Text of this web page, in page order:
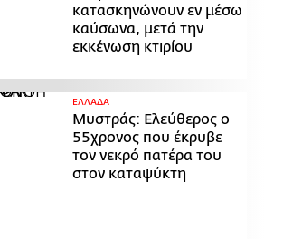
κατασκηνώνουν εν μέσω
καύσωνα, μετά την
εκκένωση κτιρίου
ΕΛΛΑΔΑ
Μυστράς: Ελεύθερος ο
55χρονος που έκρυβε
τον νεκρό πατέρα του
στον καταψύκτη